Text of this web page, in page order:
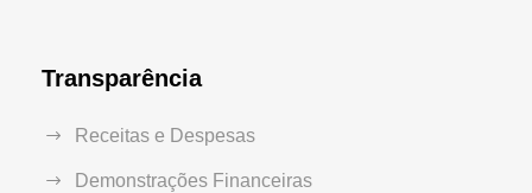
Transparência
Receitas e Despesas
Demonstrações Financeiras